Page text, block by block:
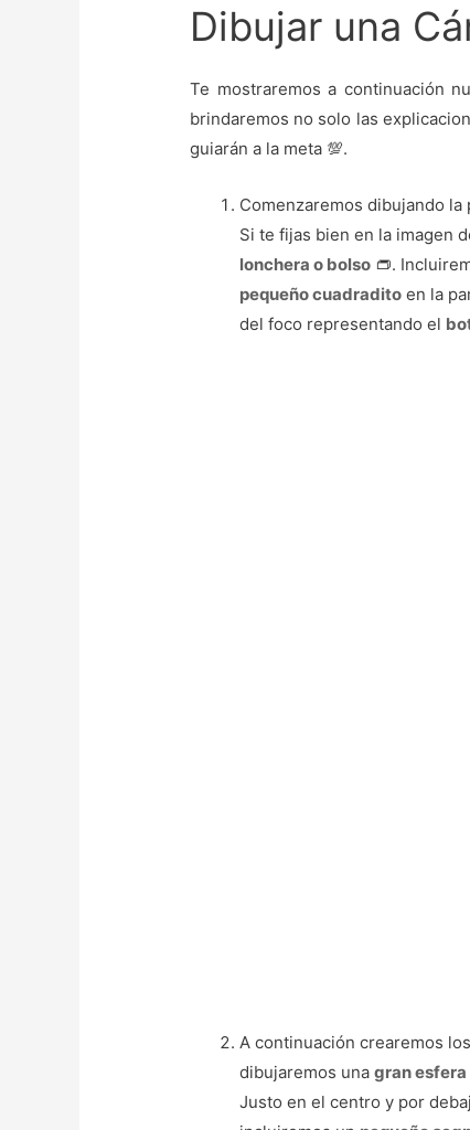
Dibujar una
Te mostraremos a continuación
brindaremos no solo las
guiarán a la meta 💯.
Comenzaremos dibujando
Si te fijas bien en la imagen
lonchera o bolso 👝.
pequeño cuadradito en la
del foco representando el
A continuación crearemos los
dibujaremos unagran esfera
Justo en el centro y por